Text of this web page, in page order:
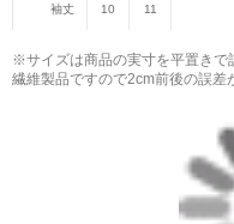
袖丈 10 11
※サイズは商品の実寸を平置きで
繊維製品ですので2cm前後の誤差